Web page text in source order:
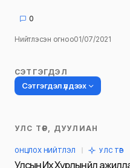
0
Нийтлэсэн огноо01/07/2021
СЭТГЭГДЭЛ
Сэтгэгдэл үлдээх
Таны имэйл хаягийг
УЛС ТӨР, ДУУЛИАН
ОНЦЛОХ НИЙТЛЭЛ УЛС ТӨР
Улсын Их Хурлын үйл